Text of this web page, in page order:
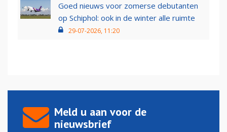
Goed nieuws voor zomerse debutanten
op Schiphol: ook in de winter alle ruimte
29-07-2026, 11:20
Meld u aan voor de
nieuwsbrief